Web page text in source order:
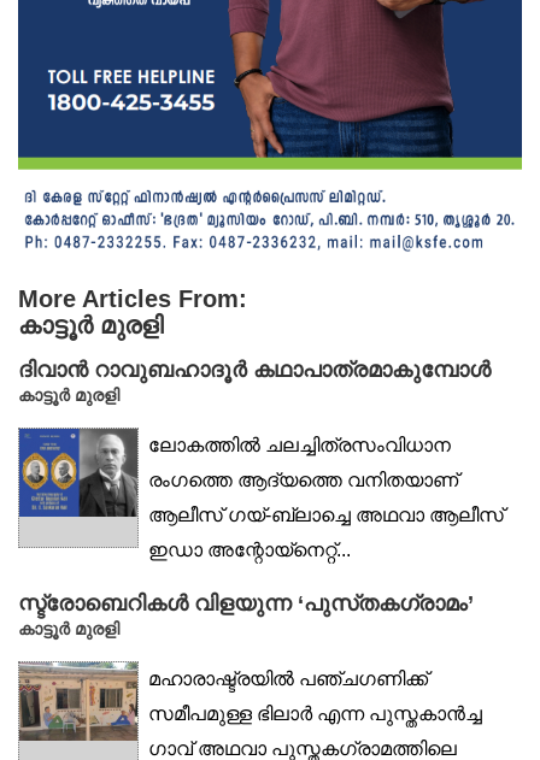
More Articles From:
കാട്ടൂര്‍ മുരളി
ദിവാൻ റാവുബഹാദൂർ കഥാപാത്രമാകുമ്പോൾ
കാട്ടൂർ മുരളി
ലോകത്തിൽ ചലച്ചിത്രസംവിധാന
രംഗത്തെ ആദ്യത്തെ വനിതയാണ്
ആലീസ് ഗയ്-ബ്ലാച്ചെ അഥവാ ആലീസ്
ഇഡാ അന്റോയ്നെറ്റ്...
സ്ട്രോബെറികൾ വിളയുന്ന ‘പുസ്‌തകഗ്രാമം’
കാട്ടൂർ മുരളി
മഹാരാഷ്ട്രയിൽ പഞ്ചഗണിക്ക്
സമീപമുള്ള ഭിലാർ എന്ന പുസ്തകാൻച്ച
ഗാവ് അഥവാ പുസ്തകഗ്രാമത്തിലെ